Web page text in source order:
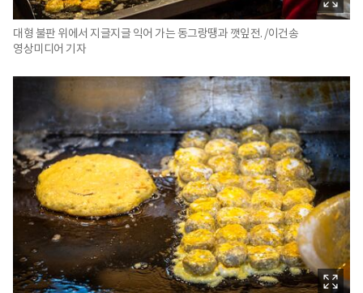
대형 불판 위에서 지글지글 익어 가는 동그랑땡과 깻잎전. /이건송
영상미디어 기자